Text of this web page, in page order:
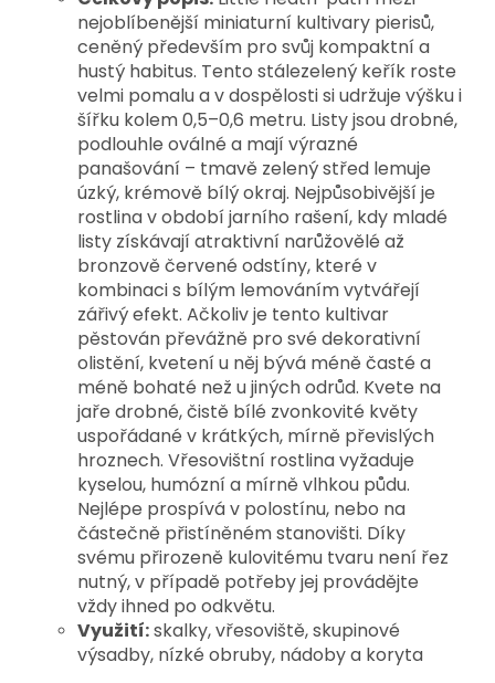
nejoblíbenější miniaturní kultivary pierisů,
ceněný především pro svůj kompaktní a
hustý habitus. Tento stálezelený keřík roste
velmi pomalu a v dospělosti si udržuje výšku i
šířku kolem 0,5–0,6 metru. Listy jsou drobné,
podlouhle oválné a mají výrazné
panašování – tmavě zelený střed lemuje
úzký, krémově bílý okraj. Nejpůsobivější je
rostlina v období jarního rašení, kdy mladé
listy získávají atraktivní narůžovělé až
bronzově červené odstíny, které v
kombinaci s bílým lemováním vytvářejí
zářivý efekt. Ačkoliv je tento kultivar
pěstován převážně pro své dekorativní
olistění, kvetení u něj bývá méně časté a
méně bohaté než u jiných odrůd. Kvete na
jaře drobné, čistě bílé zvonkovité květy
uspořádané v krátkých, mírně převislých
hroznech. Vřesovištní rostlina vyžaduje
kyselou, humózní a mírně vlhkou půdu.
Nejlépe prospívá v polostínu, nebo na
částečně přistíněném stanovišti. Díky
svému přirozeně kulovitému tvaru není řez
nutný, v případě potřeby jej provádějte
vždy ihned po odkvětu.
Využití:skalky, vřesoviště,skupinové
výsadby, nízké obruby, nádoby a koryta